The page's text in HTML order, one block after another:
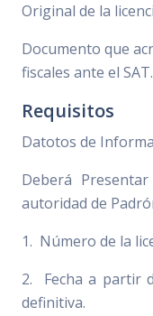
Original de la
Documento que
fiscales ante el SAT.
Requisitos
Datotos de
Deberá
autoridad de
1. Número de la
2. Fecha a partir
definitiva.